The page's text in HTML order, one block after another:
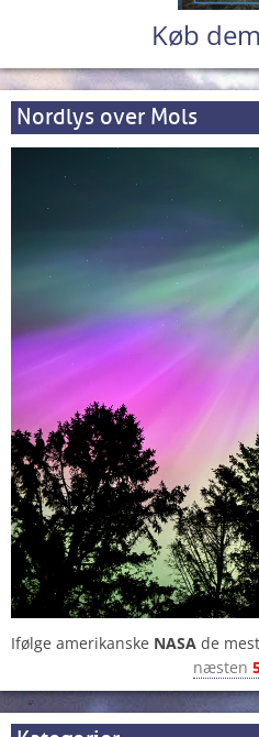
Køb
Nordlys over Mols
Ifølge amerikanske NASA de
næsten